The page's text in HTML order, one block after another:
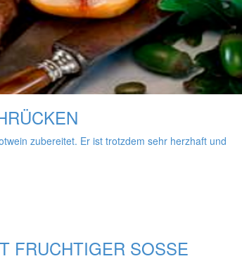
zubereitet. Er ist trotzdem sehr herzhaft und
FRUCHTIGER SOSSE